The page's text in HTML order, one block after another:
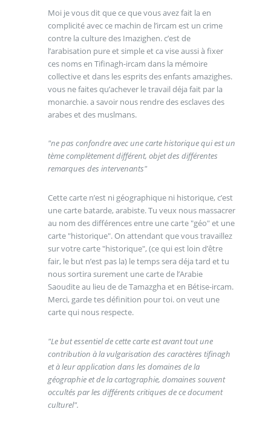
Moi je vous dit que ce que vous avez fait la en
complicité avec ce machin de l’ircam est un crime
contre la culture des Imazighen. c’est de
l’arabisation pure et simple et ca vise aussi à fixer
ces noms en Tifinagh-ircam dans la mémoire
collective et dans les esprits des enfants amazighes.
vous ne faites qu’achever le travail déja fait par la
monarchie. a savoir nous rendre des esclaves des
arabes et des muslmans.
"ne pas confondre avec une carte historique qui est un
tème complètement différent, objet des différentes
remarques des intervenants"
Cette carte n’est ni géographique ni historique, c’est
une carte batarde, arabiste. Tu veux nous massacrer
au nom des différences entre une carte "géo" et une
carte "historique". On attendant que vous travaillez
sur votre carte "historique", (ce qui est loin d’être
fair, le but n’est pas la) le temps sera déja tard et tu
nous sortira surement une carte de l’Arabie
Saoudite au lieu de de Tamazgha et en Bétise-ircam.
Merci, garde tes définition pour toi. on veut une
carte qui nous respecte.
"Le but essentiel de cette carte est avant tout une
contribution à la vulgarisation des caractères tifinagh
et à leur application dans les domaines de la
géographie et de la cartographie, domaines souvent
occultés par les différents critiques de ce document
culturel".